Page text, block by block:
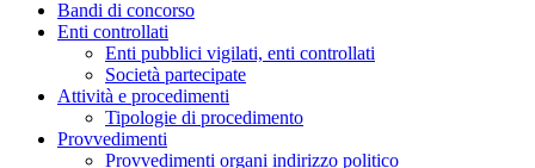
Bandi di concorso
Enti controllati
Enti pubblici vigilati, enti controllati
Società partecipate
Attività e procedimenti
Tipologie di procedimento
Provvedimenti
Provvedimenti organi indirizzo politico